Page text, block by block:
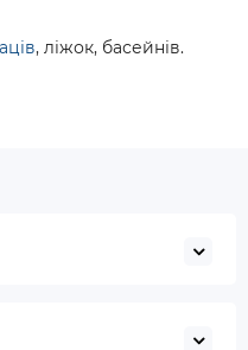
, ліжок, басейнів.